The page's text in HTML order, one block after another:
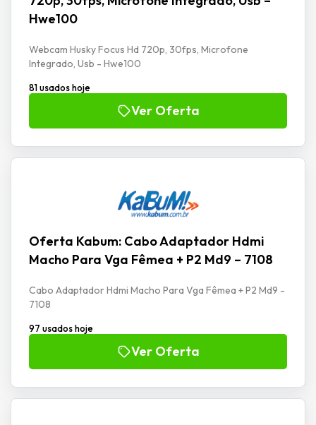
Hwe100
Webcam Husky Focus Hd 720p, 30fps, Microfone
Integrado, Usb - Hwe100
81 usados hoje
Ver Oferta
Oferta Kabum: Cabo Adaptador Hdmi
Macho Para Vga Fêmea + P2 Md9 – 7108
Cabo Adaptador Hdmi Macho Para Vga Fêmea + P2 Md9 -
7108
97 usados hoje
Ver Oferta